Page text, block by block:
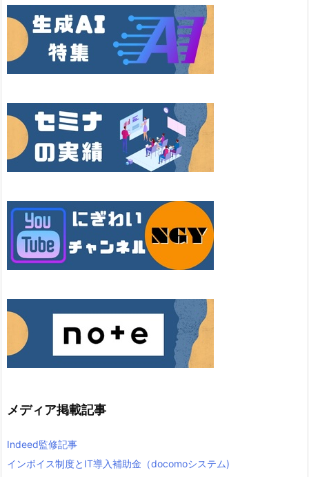
メディア掲載記事
Indeed監修記事
インボイス制度とIT導入補助金（docomoシステム)